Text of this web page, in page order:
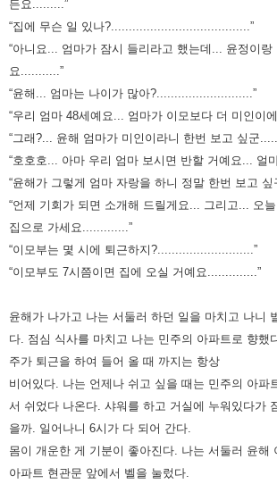
든요.........”
“집에 무슨 일 있나?.......................................”
“아니요... 엄마가 잠시 들리라고 했는데... 윤정이랑
요...........”
“윤해... 엄마는 나이가 많아?...........................”
“우리 엄마 48세예요... 엄마가 이모보다 더 미인이
“그래?... 윤해 엄마가 미인이라니 한번 보고 싶군
“호호호... 아마 우리 엄마 보시면 반할 거예요... 얼
“윤해가 그렇게 엄마 자랑을 하니 정말 한번 보고
“언제 기회가 되면 소개해 드릴게요... 그리고... 오
집으로 가세요.............”
“이모부는 몇 시에 퇴근하지?...........................”
“이모부도 7시쯤이면 집에 오실 거예요..............”
윤해가 나가고 나는 서둘러 하던 일을 마치고 나니
다. 점심 식사를 마치고 나는 민주의 아파트로 향했
주가 퇴근을 하여 들어 올 때 까지는 항상
비어있다. 나는 언제나 쉬고 싶을 때는 민주의 아파
서 쉬었다 나온다. 샤워를 하고 거실에 누워있다가
을까. 일어나니 6시가 다 되어 간다.
몸이 개운한 게 기분이 좋아진다. 나는 서둘러 윤해
아파트 현관문 앞에서 벨을 눌렀다.